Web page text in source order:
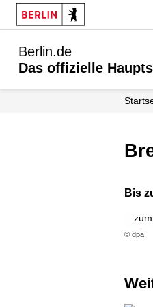
Berlin.de
Das offizielle
Bis
© dpa